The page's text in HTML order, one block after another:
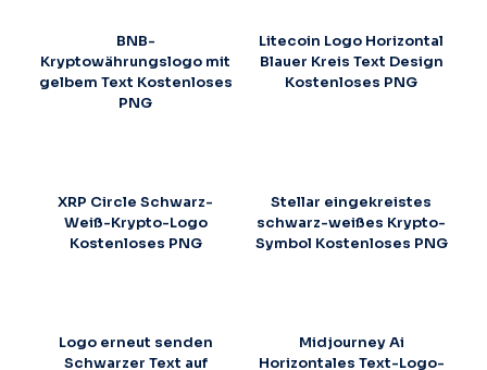
BNB-
Kryptowährungslogo mit
gelbem Text Kostenloses
PNG
Litecoin Logo Horizontal
Blauer Kreis Text Design
Kostenloses PNG
XRP Circle Schwarz-
Weiß-Krypto-Logo
Kostenloses PNG
Stellar eingekreistes
schwarz-weißes Krypto-
Symbol Kostenloses PNG
Logo erneut senden
Schwarzer Text auf
Midjourney Ai
Horizontales Text-Logo-